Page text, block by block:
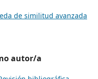
de similitud avanzada
autor/a